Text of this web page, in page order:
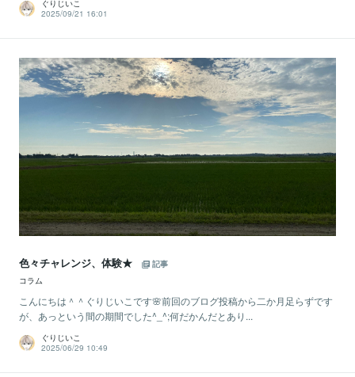
ぐりじいこ
2025/09/21 16:01
色々チャレンジ、体験★
記事
コラム
こんにちは＾＾ぐりじいこです🌸前回のブログ投稿から二か月足らずです
が、あっという間の期間でした^_^;何だかんだとあり...
ぐりじいこ
2025/06/29 10:49